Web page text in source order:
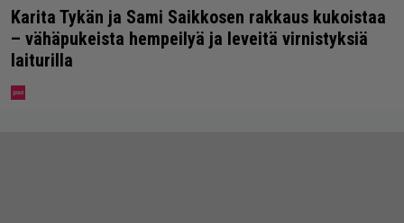
Karita Tykän ja Sami Saikkosen rakkaus kukoistaa
– vähäpukeista hempeilyä ja leveitä virnistyksiä
laiturilla